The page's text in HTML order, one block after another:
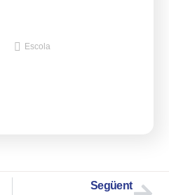
Escola
Següent